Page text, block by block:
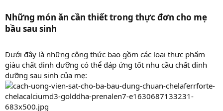
Những món ăn cần thiết trong thực đơn cho mẹ
bầu sau sinh
Dưới đây là những công thức bao gồm các loại thực phẩm
giàu chất dinh dưỡng có thể đáp ứng tốt nhu cầu chất dinh
dưỡng sau sinh của mẹ: